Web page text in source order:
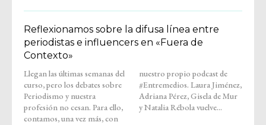
Reflexionamos sobre la difusa línea entre
periodistas e influencers en «Fuera de
Contexto»
Llegan las últimas semanas del
curso, pero los debates sobre
Periodismo y nuestra
profesión no cesan. Para ello,
contamos, una vez más, con
nuestro propio podcast de
#Entremedios. Laura Jiménez,
Adriana Pérez, Gisela de Mur
y Natalia Rébola vuelve...